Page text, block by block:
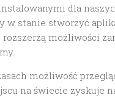
dla
w stanie stworzyć
możliwości
możliwość
na świecie zyskuje